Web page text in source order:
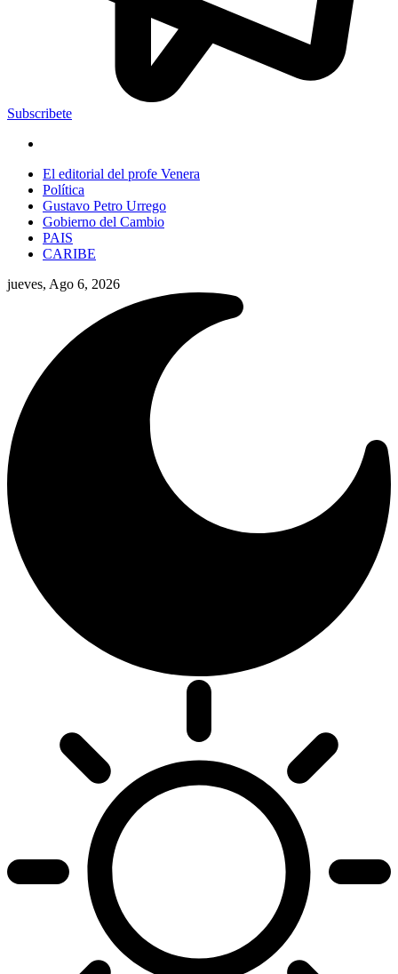
Subscribete
El editorial del profe Venera
Política
Gustavo Petro Urrego
Gobierno del Cambio
PAIS
CARIBE
jueves, Ago 6, 2026